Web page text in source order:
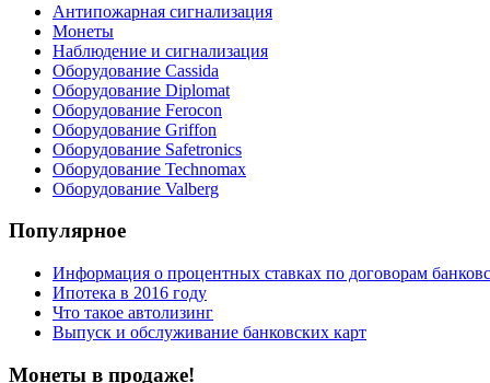
Антипожарная сигнализация
Монеты
Наблюдение и сигнализация
Оборудование Cassida
Оборудование Diplomat
Оборудование Ferocon
Оборудование Griffon
Оборудование Safetronics
Оборудование Technomax
Оборудование Valberg
Популярное
Информация о процентных ставках по договорам
Ипотека в 2016 году
Что такое автолизинг
Выпуск и обслуживание банковских карт
Монеты в продаже!